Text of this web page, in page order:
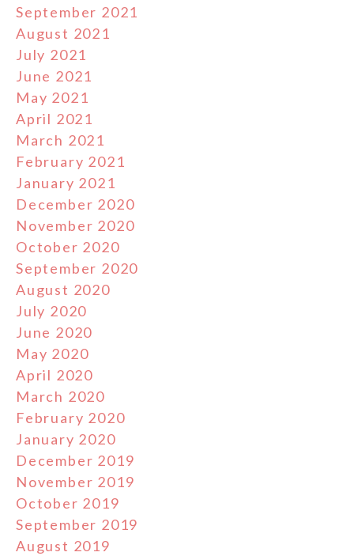
September 2021
August 2021
July 2021
June 2021
May 2021
April 2021
March 2021
February 2021
January 2021
December 2020
November 2020
October 2020
September 2020
August 2020
July 2020
June 2020
May 2020
April 2020
March 2020
February 2020
January 2020
December 2019
November 2019
October 2019
September 2019
August 2019